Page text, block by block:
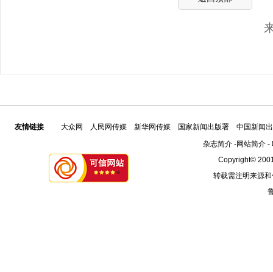
友情链接 大众网 人民网传媒 新华网传媒 国家新闻出版署
中国新闻
杂志简介-网站简介-
Copyright©
转载需注明来源